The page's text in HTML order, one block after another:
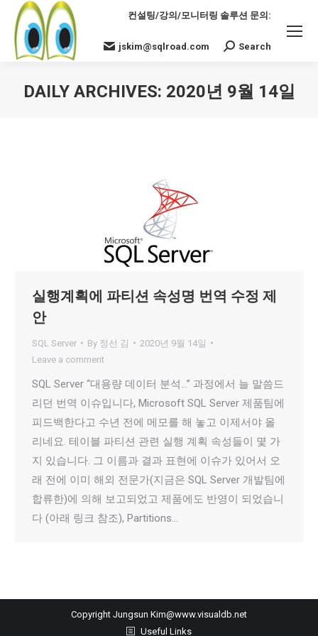
컨설팅/강의/모니터링 솔루션 문의:
jskim@sqlroad.com Search:
Search
DAILY ARCHIVES: 2020년 9월 14일
실행계획에 파티션 속성명 번역 수정 제
안
SQL Server By 정선 김
2020년 9월 14일
Leave a comment
SQL Server “대용량 데이터 분석…” 과정에서 늘 말씀드
리던 번역 이슈입니다, Microsoft SQL Server 제품팀에
피드백한다고 수년 전에 메모를 해 놓고 이제서야 올
리네요. 테이블 파티션 관련 실행 계획 속성들이 몇 가
지 있습니다. 그 이름과 결과 표현에 이슈가 있어서 오
래 전에 이미 해외 전문가(지금은 SQL Server 개발팀에
합류한)에 의해 보고되었고 제품에도 반영이 되었습니
다 (아래 링크 참조), Partitions…
Copyright Jungsun Kim@www.visualdb.net
Useful Links